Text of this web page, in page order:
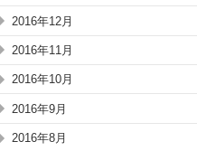
2016年12月
2016年11月
2016年10月
2016年9月
2016年8月